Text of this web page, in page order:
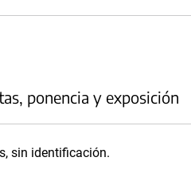
ponencia y exposición
sin identificación.